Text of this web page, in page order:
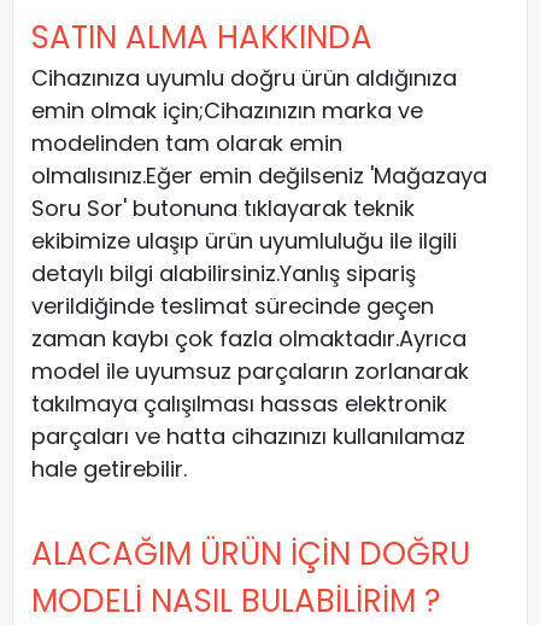
SATIN ALMA HAKKINDA
Cihazınıza uyumlu doğru ürün aldığınıza
emin olmak için;Cihazınızın marka ve
modelinden tam olarak emin
olmalısınız.Eğer emin değilseniz 'Mağazaya
Soru Sor' butonuna tıklayarak teknik
ekibimize ulaşıp ürün uyumluluğu ile ilgili
detaylı bilgi alabilirsiniz.Yanlış sipariş
verildiğinde teslimat sürecinde geçen
zaman kaybı çok fazla olmaktadır.Ayrıca
model ile uyumsuz parçaların zorlanarak
takılmaya çalışılması hassas elektronik
parçaları ve hatta cihazınızı kullanılamaz
hale getirebilir.
ALACAĞIM ÜRÜN İÇİN DOĞRU
MODELİ NASIL BULABİLİRİM ?